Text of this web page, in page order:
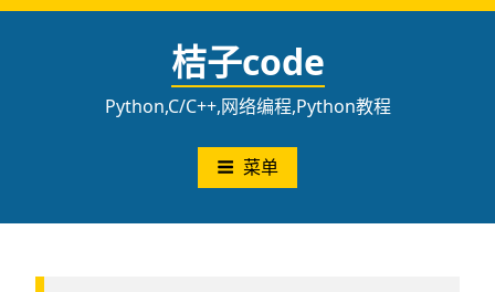
跳
桔子code
Python,C/C++,网络编程,Python教程
菜单